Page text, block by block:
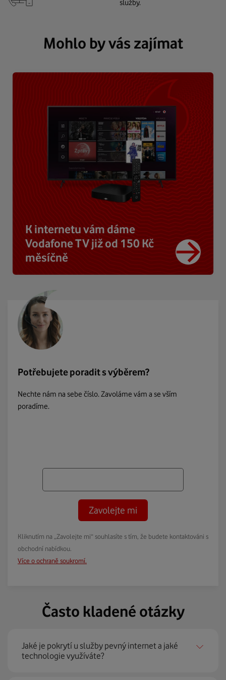
služby.
Mohlo by vás zajímat
K internetu vám dáme
Vodafone TV již od 150 Kč
měsíčně
Potřebujete poradit s výběrem?
Nechte nám na sebe číslo. Zavoláme vám a se vším
poradíme.
Zavolejte mi
Kliknutím na „Zavolejte mi“ souhlasíte s tím, že budete kontaktováni s
obchodní nabídkou.
Více o ochraně soukromí.
Často kladené otázky
Jaké je pokrytí u služby pevný internet a jaké
technologie využíváte?